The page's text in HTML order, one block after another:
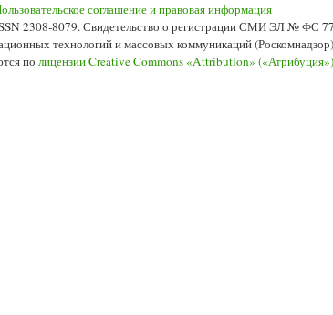
соглашение и правовая информация
2308-8079. Свидетельство о регистрации СМИ ЭЛ № ФС
технологий и массовых коммуникаций
по лицензии Creative Commons «Attribution»